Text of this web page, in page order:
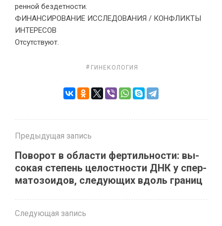
рен­ной без­дет­но­сти.
ФИНАНСИРОВАНИЕ ИССЛЕДОВАНИЯ / КОНФЛИКТЫ
ИНТЕРЕСОВ
Отсутствуют.
ГИНЕКОЛОГИЯ
Предыдущая запись
Пово­рот в об­ла­сти фер­тиль­но­сти: вы­
со­кая сте­пень це­лост­но­сти ДНК у спер­
ма­то­зо­и­дов, сле­ду­ю­щих вдоль гра­ниц
Следующая запись